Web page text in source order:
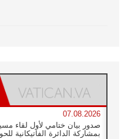
07.08.2026
صدور بيان ختامي لأول لقاء
بمشاركة الدائرة الفاتيكانية